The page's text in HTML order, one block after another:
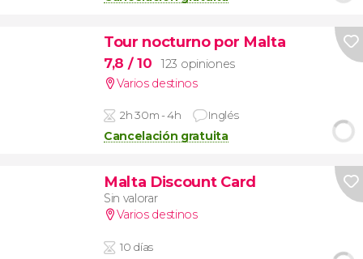
Tour nocturno por Malta
7,8 / 10
123 opiniones
Varios destinos
2h 30m - 4h Inglés
Cancelación gratuita
Malta Discount Card
Sin valorar
Varios destinos
10 días